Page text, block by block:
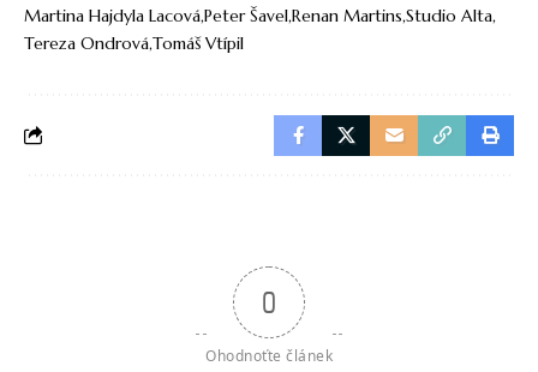
Martina Hajdyla LacováPeter ŠavelRenan Martins Studio Alta
Tereza OndrováTomáš Vtípil
0
Ohodnoťte článek